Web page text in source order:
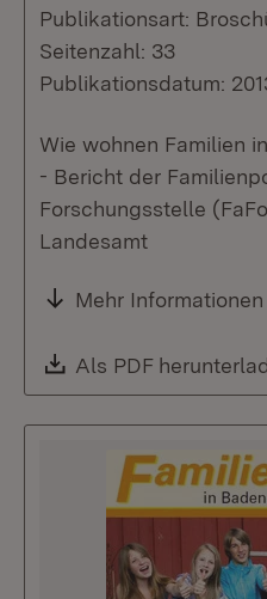
Publikationsart:
Seitenzahl: 33
Publikationsdatum:
Wie wohnen Familien
- Bericht der
Forschungsstelle
Landesamt
Mehr Informationen
Download:
Als PDF